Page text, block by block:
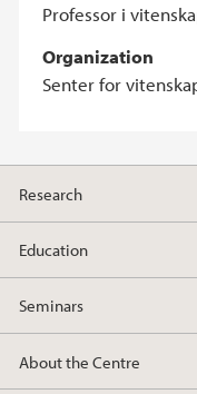
Professor i
Organization
Senter for
Research
Education
Seminars
About the Centre